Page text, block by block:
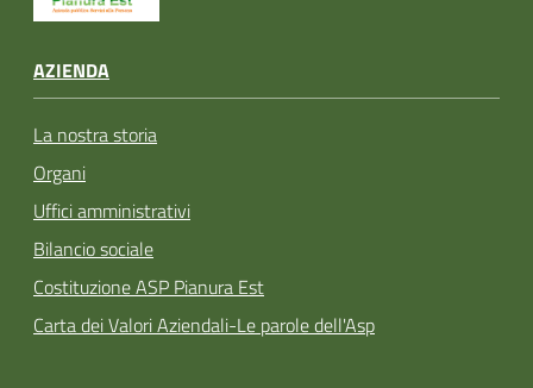
AZIENDA
La nostra storia
Organi
Uffici amministrativi
Bilancio sociale
Costituzione ASP Pianura Est
Carta dei Valori Aziendali-Le parole dell'Asp